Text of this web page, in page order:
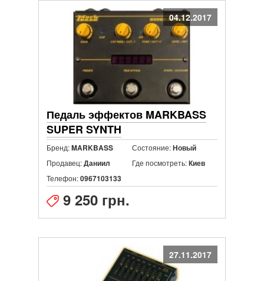
04.12.2017
Педаль эффектов MARKBASS
SUPER SYNTH
Бренд:MARKBASS Состояние:Новый
Продавец:Даниил Где посмотреть:Киев
Телефон:0967103133
9 250 грн.
27.11.2017